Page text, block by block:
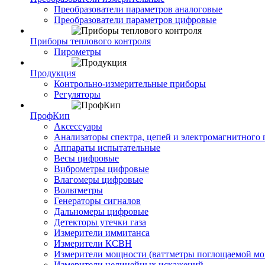
Преобразователи параметров аналоговые
Преобразователи параметров цифровые
Приборы теплового контроля
Пирометры
Продукция
Контрольно-измерительные приборы
Регуляторы
ПрофКип
Аксессуары
Анализаторы спектра, цепей и электромагнитного
Аппараты испытательные
Весы цифровые
Виброметры цифровые
Влагомеры цифровые
Вольтметры
Генераторы сигналов
Дальномеры цифровые
Детекторы утечки газа
Измерители иммитанса
Измерители КСВН
Измерители мощности (ваттметры поглощаемой